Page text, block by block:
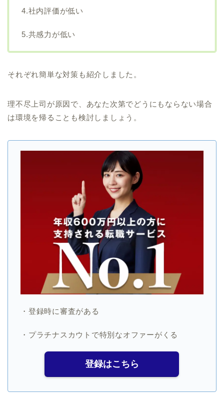
4.社内評価が低い
5.共感力が低い
それぞれ簡単な対策も紹介しました。
理不尽上司が原因で、あなた次第でどうにもならない場合
は環境を帰ることも検討しましょう。
・登録時に審査がある
・プラチナスカウトで特別なオファーがくる
登録はこちら